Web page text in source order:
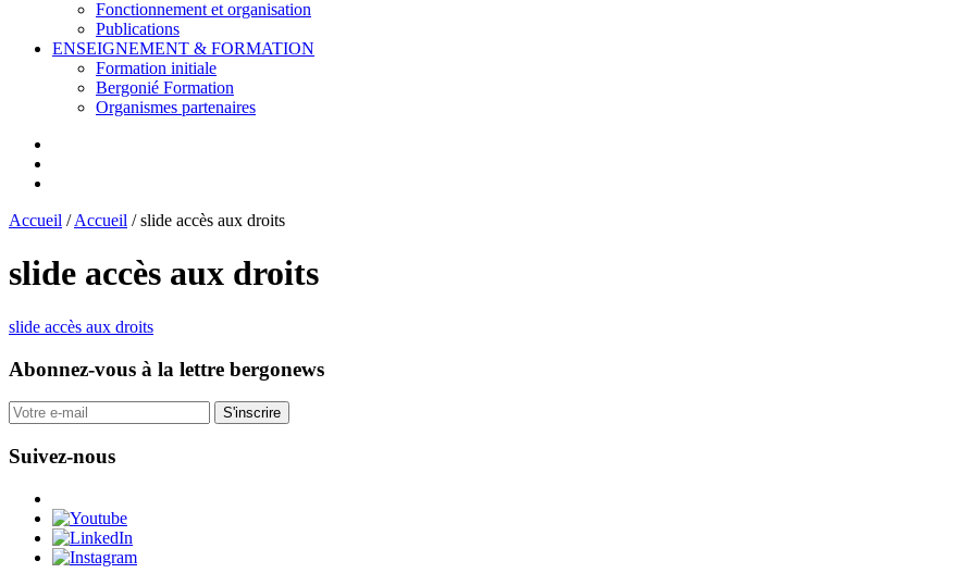
Fonctionnement et organisation
Publications
ENSEIGNEMENT & FORMATION
Formation initiale
Bergonié Formation
Organismes partenaires
Accueil /Accueil /slide accès aux droits
slide accès aux droits
slide accès aux droits
Abonnez-vous à la lettre bergonews
S'inscrire
Suivez-nous